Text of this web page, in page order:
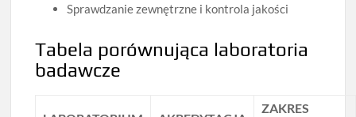
Sprawdzanie zewnętrzne i kontrola jakości
Tabela porównująca laboratoria
badawcze
ZAKRES